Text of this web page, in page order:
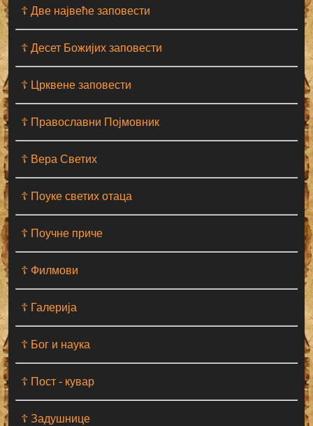
☦ Две највеће заповести
☦ Десет Божијих заповести
☦ Црквене заповести
☦ Православни Појмовник
☦ Вера Светих
☦ Поуке светих отаца
☦ Поучне приче
☦ Филмови
☦ Галерија
☦ Бог и наука
☦ Пост - кувар
☦ Задушнице